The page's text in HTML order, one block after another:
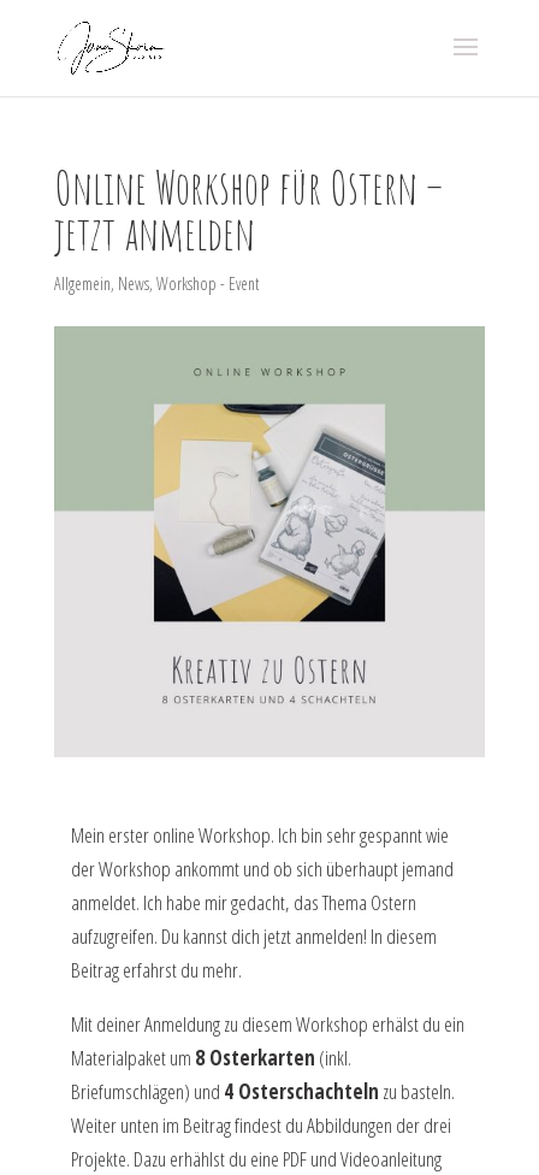
Online Workshop für Ostern –
jetzt anmelden
Allgemein, News, Workshop - Event
Mein erster online Workshop. Ich bin sehr gespannt wie
der Workshop ankommt und ob sich überhaupt jemand
anmeldet. Ich habe mir gedacht, das Thema Ostern
aufzugreifen. Du kannst dich jetzt anmelden! In diesem
Beitrag erfahrst du mehr.
Mit deiner Anmeldung zu diesem Workshop erhälst du ein
Materialpaket um 8 Osterkarten (inkl.
Briefumschlägen) und 4 Osterschachteln zu basteln.
Weiter unten im Beitrag findest du Abbildungen der drei
Projekte. Dazu erhählst du eine PDF und Videoanleitung